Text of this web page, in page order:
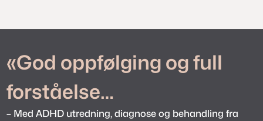
«God oppfølging og full
forståelse…
– Med ADHD utredning, diagnose og behandling fra